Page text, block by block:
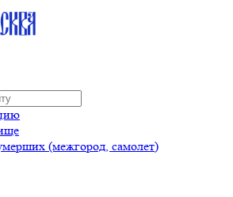
(межгород, самолет)